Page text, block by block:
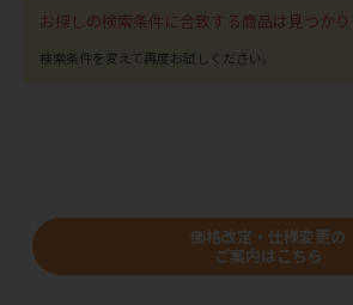
お探しの検索条件に合致する商品は見つかり
価格改定・仕様変更の
ご案内はこちら